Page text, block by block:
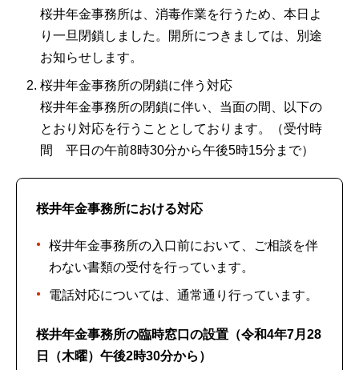
桜井年金事務所は、消毒作業を行うため、本日よ
り一旦閉鎖しました。開所につきましては、別途
お知らせします。
桜井年金事務所の閉鎖に伴う対応
桜井年金事務所の閉鎖に伴い、当面の間、以下の
とおり対応を行うこととしております。（受付時
間 平日の午前8時30分から午後5時15分まで）
桜井年金事務所における対応
桜井年金事務所の入口前において、ご相談を伴
わない書類の受付を行っています。
電話対応については、通常通り行っています。
桜井年金事務所の臨時窓口の設置（令和4年7月28
日（木曜）午後2時30分から）